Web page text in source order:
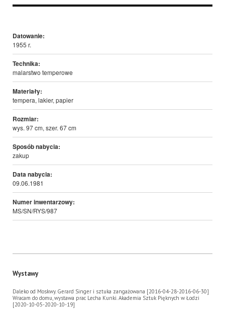
Datowanie:
1955 r.
Technika:
malarstwo temperowe
Materiały:
tempera, lakier, papier
Rozmiar:
wys. 97 cm, szer. 67 cm
Sposób nabycia:
zakup
Data nabycia:
09.06.1981
Numer inwentarzowy:
MS/SN/RYS/987
Wystawy
Daleko od Moskwy. Gerard Singer i sztuka zangażowana [2016-04-28-2016-06-30]
Wracam do domu, wystawa prac Lecha Kunki. Akademia Sztuk Pięknych w Łodzi
[2020-10-05-2020-10-19]